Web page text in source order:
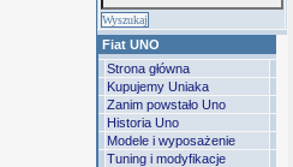
Fiat UNO
Strona główna
Kupujemy Uniaka
Zanim powstało Uno
Historia Uno
Modele i wyposażenie
Tuning i modyfikacje